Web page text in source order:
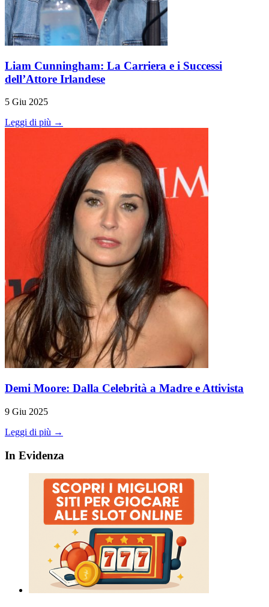
Liam Cunningham: La Carriera e i Successi
dell’Attore Irlandese
5 Giu 2025
Leggi di più →
Demi Moore: Dalla Celebrità a Madre e Attivista
9 Giu 2025
Leggi di più →
In Evidenza